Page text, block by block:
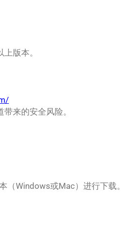
版本。
来的安全风险。
（Windows或Mac）进行下载。